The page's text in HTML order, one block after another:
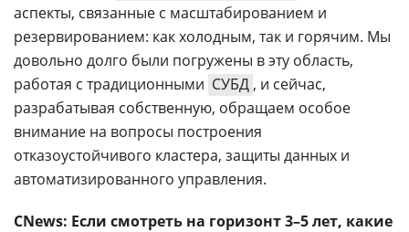
аспекты, связанные с масштабированием и
резервированием: как холодным, так и горячим. Мы
довольно долго были погружены в эту область,
работая с традиционными СУБД , и сейчас,
разрабатывая собственную, обращаем особое
внимание на вопросы построения
отказоустойчивого кластера, защиты данных и
автоматизированного управления.
CNews: Если смотреть на горизонт 3–5 лет, какие